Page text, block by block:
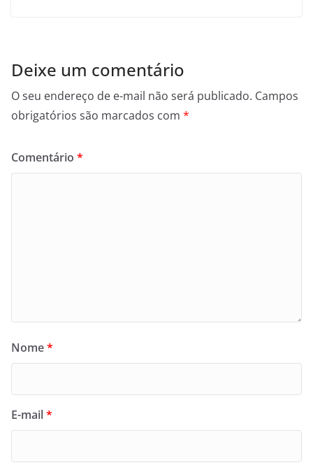
Deixe um comentário
O seu endereço de e-mail não será publicado. Campos
obrigatórios são marcados com *
Comentário *
Nome*
E-mail*